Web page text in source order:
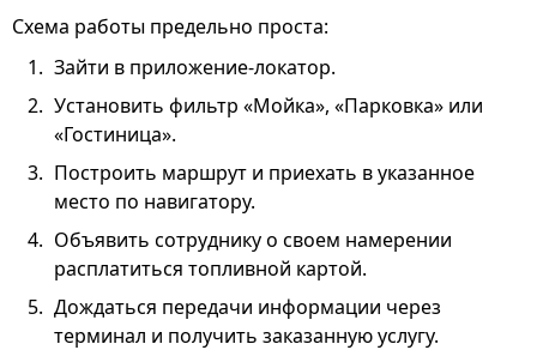
Схема работы предельно проста:
Зайти в приложение-локатор.
Установить фильтр «Мойка», «Парковка» или
«Гостиница».
Построить маршрут и приехать в указанное
место по навигатору.
Объявить сотруднику о своем намерении
расплатиться топливной картой.
Дождаться передачи информации через
терминал и получить заказанную услугу.